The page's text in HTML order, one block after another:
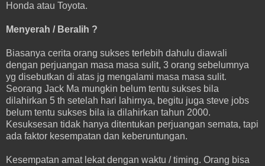
Honda atau Toyota.
Menyerah / Beralih ?
Biasanya cerita orang sukses terlebih dahulu diawali
dengan perjuangan masa masa sulit, 3 orang sebelumnya
yg disebutkan di atas jg mengalami masa masa sulit.
Seorang Jack Ma mungkin belum tentu sukses bila
dilahirkan 5 th setelah hari lahirnya, begitu juga steve jobs
belum tentu sukses bila ia dilahirkan tahun 2000.
Kesuksesan tidak hanya ditentukan perjuangan semata, tapi
ada faktor kesempatan dan keberuntungan.
Kesempatan amat lekat dengan waktu / timing. Orang bisa